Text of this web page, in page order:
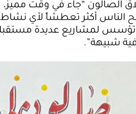
الصالون “جاء في وقت مميز،
الناس أكثر تعطشاً لأي نشاط
تؤسس لمشاريع عديدة
شبيهة”.